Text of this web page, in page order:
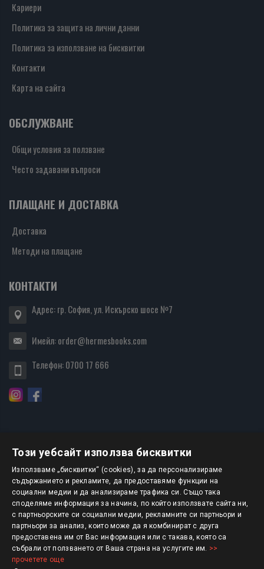
Кариери
Политика за защита на лични данни
Политика за използване на бисквитки
Контакти
Карта на сайта
ОБСЛУЖВАНЕ
Общи условия за ползване
Често задавани въпроси
ПЛАЩАНЕ И ДОСТАВКА
Доставка
Методи на плащане
КОНТАКТИ
Адрес: гр. София, ул. Искърско шосе №7
Имейл:order@hermesbooks.com
Телефон:0700 17 666
БЮЛЕТИН
АБОНИРАНЕ
Авторско право © 2025 HERMESBOOKS.BG
1 EUR = 1.95583 BGN
Този уебсайт използва бисквитки
Използваме „бисквитки“ (cookies), за да персонализираме
съдържанието и рекламите, да предоставяме функции на
социални медии и да анализираме трафика си. Също така
споделяме информация за начина, по който използвате сайта ни,
с партньорските си социални медии, рекламните си партньори и
партньори за анализ, които може да я комбинират с друга
предоставена им от Вас информация или с такава, която са
събрали от ползването от Ваша страна на услугите им. >>
прочетете още